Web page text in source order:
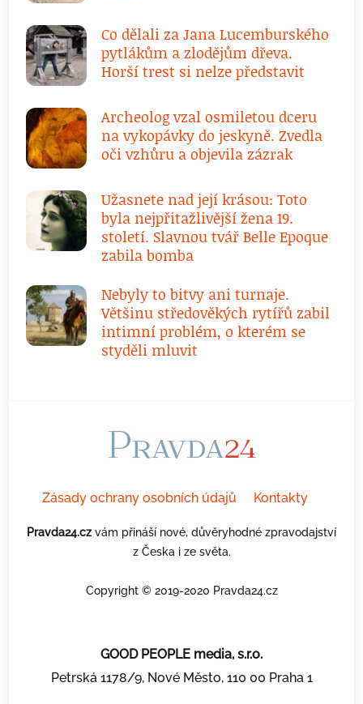
Co dělali za Jana Lucemburského
pytlákům a zlodějům dřeva.
Horší trest si nelze představit
Archeolog vzal osmiletou dceru
na vykopávky do jeskyně. Zvedla
oči vzhůru a objevila zázrak
Užasnete nad její krásou: Toto
byla nejpřitažlivější žena 19.
století. Slavnou tvář Belle Epoque
zabila bomba
Nebyly to bitvy ani turnaje.
Většinu středověkých rytířů zabil
intimní problém, o kterém se
styděli mluvit
Zásady ochrany osobních údajů Kontakty
Pravda24.cz vám přináší nové, důvěryhodné zpravodajství
z Česka i ze světa.
Copyright © 2019-2020 Pravda24.cz
GOOD PEOPLE media, s.r.o.
Petrská 1178/9, Nové Město, 110 00 Praha 1